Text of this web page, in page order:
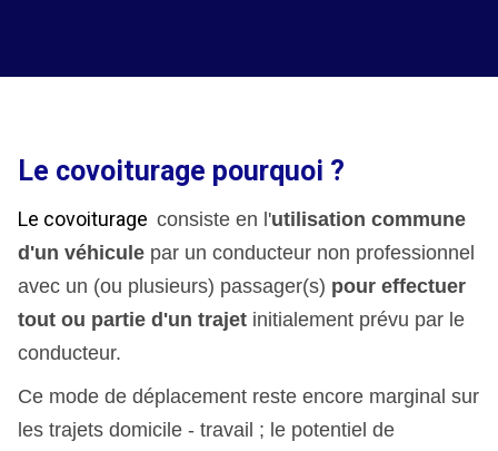
Le covoiturage pourquoi ?
Le covoiturage consiste en l'utilisation commune
d'un véhicule par un conducteur non professionnel
avec un (ou plusieurs) passager(s) pour effectuer
tout ou partie d'un trajet initialement prévu par le
conducteur.
Ce mode de déplacement reste encore marginal sur
les trajets domicile - travail ; le potentiel de